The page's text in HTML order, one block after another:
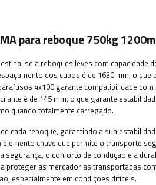
para reboque 750kg
se a reboques leves com capacidade
dos cubos é de 1630 mm, o
4x100 garante compatibilidade
é de 145 mm, o que garante
quando totalmente carregado.
cada reboque, garantindo a sua
chave que permite o transporte
segurança, o conforto de condução e a
proteger as mercadorias transportadas
especialmente em condições difíceis.